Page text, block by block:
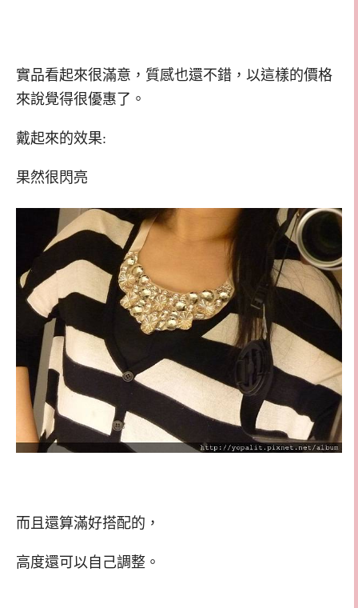
實品看起來很滿意，質感也還不錯，以這樣的價格
來說覺得很優惠了。
戴起來的效果:
果然很閃亮
而且還算滿好搭配的，
高度還可以自己調整。